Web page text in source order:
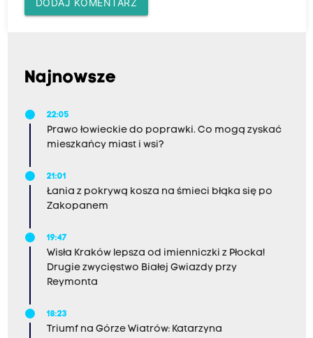
Najnowsze
22:05
Prawo łowieckie do poprawki. Co mogą zyskać
mieszkańcy miast i wsi?
21:01
Łania z pokrywą kosza na śmieci błąka się po
Zakopanem
19:47
Wisła Kraków lepsza od imienniczki z Płocka!
Drugie zwycięstwo Białej Gwiazdy przy
Reymonta
18:23
Triumf na Górze Wiatrów: Katarzyna